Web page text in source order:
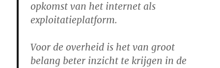
opkomst van het internet als
exploitatieplatform.
Voor de overheid is het van groot
belang beter inzicht te krijgen in de